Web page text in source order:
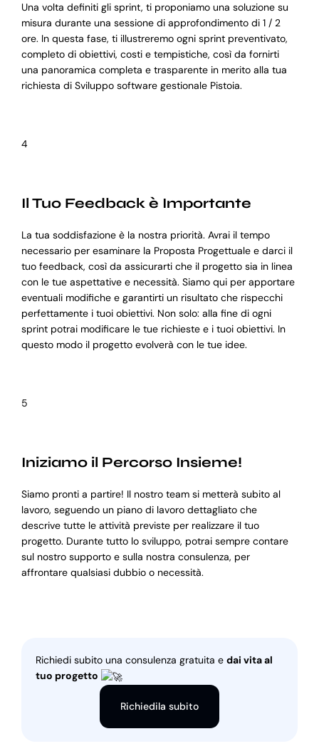
Una volta definiti gli sprint, ti proponiamo una soluzione su
misura durante una sessione di approfondimento di 1 / 2
ore. In questa fase, ti illustreremo ogni sprint preventivato,
completo di obiettivi, costi e tempistiche, così da fornirti
una panoramica completa e trasparente in merito alla tua
richiesta di Sviluppo software gestionale Pistoia.
4
Il Tuo Feedback è Importante
La tua soddisfazione è la nostra priorità. Avrai il tempo
necessario per esaminare la Proposta Progettuale e darci il
tuo feedback, così da assicurarti che il progetto sia in linea
con le tue aspettative e necessità. Siamo qui per apportare
eventuali modifiche e garantirti un risultato che rispecchi
perfettamente i tuoi obiettivi. Non solo: alla fine di ogni
sprint potrai modificare le tue richieste e i tuoi obiettivi. In
questo modo il progetto evolverà con le tue idee.
5
Iniziamo il Percorso Insieme!
Siamo pronti a partire! Il nostro team si metterà subito al
lavoro, seguendo un piano di lavoro dettagliato che
descrive tutte le attività previste per realizzare il tuo
progetto. Durante tutto lo sviluppo, potrai sempre contare
sul nostro supporto e sulla nostra consulenza, per
affrontare qualsiasi dubbio o necessità.
Richiedi subito una consulenza gratuita e dai vita al
tuo progetto
Richiedila subito